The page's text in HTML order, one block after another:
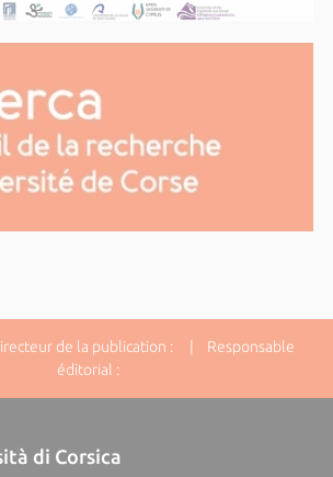
de la publication : | Responsable
éditorial :
di Corsica